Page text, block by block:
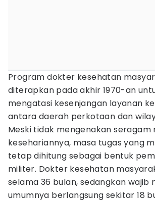
Program dokter kesehatan
diterapkan pada akhir 1970-an
mengatasi kesenjangan layanan
antara daerah perkotaan dan
Meski tidak mengenakan
kesehariannya, masa tugas yang
tetap dihitung sebagai bentuk
militer. Dokter kesehatan
selama 36 bulan, sedangkan wajib
umumnya berlangsung sekitar 18